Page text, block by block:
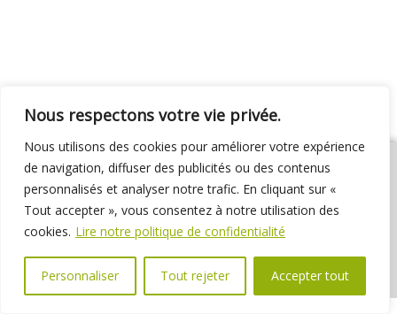
Nous respectons votre vie privée.
Nous utilisons des cookies pour améliorer votre expérience
de navigation, diffuser des publicités ou des contenus
personnalisés et analyser notre trafic. En cliquant sur «
Tout accepter », vous consentez à notre utilisation des
cookies. Lire notre politique de confidentialité
Personnaliser Tout rejeter Accepter tout
01 69 31 72 10 01 69 31 37 31
Nous contacter
Espace élus
Marchés publics Délibérations